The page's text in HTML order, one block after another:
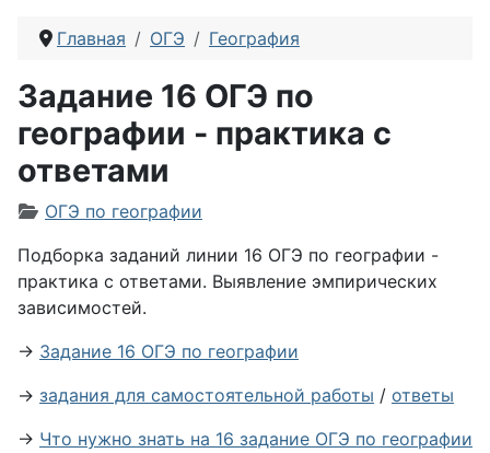
Главная ОГЭ География
Задание 16 ОГЭ по
географии - практика с
ответами
Информация о материале
ОГЭ по географии
Подборка заданий линии 16 ОГЭ по географии -
практика с ответами. Выявление эмпирических
зависимостей.
→ Задание 16 ОГЭ по географии
→ задания для самостоятельной работы / ответы
→ Что нужно знать на 16 задание ОГЭ по географии